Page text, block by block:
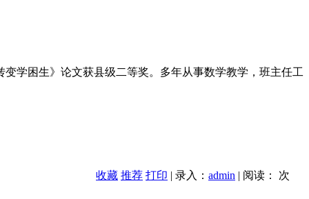
学困生》论文获县级二等奖。多年从事数学教学，班主任工
收藏 推荐 打印 | 录入： admin | 阅读：
次